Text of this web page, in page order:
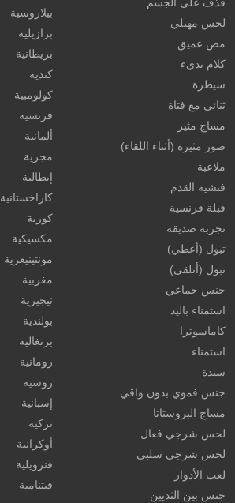
قذف على الجسم
لحس مهبلي
مص عميق
كلام بذيء
سيطرة
ثنائي مع فتاة
مساج مثير
صور مثيرة (أثناء اللقاء)
ملاعبة
فتشية القدم
قبلة فرنسية
تجربة صديقة
تبول (أعطي)
تبول (أتلقى)
جنس جماعي
استمناء باليد
كاماسوترا
استمناء
سيدة
جنس فموي بدون واقي
مساج البروستاتا
لحس شرجي فعال
لحس شرجي سلبي
لعب الأدوار
جنس بين الثديين
بيلاروسية
برازيلية
بريطانية
كندية
كولومبية
فرنسية
ألمانية
مجرية
إيطالية
كازاخستانية
كورية
مكسيكية
مونتينيغرية
مغربية
نيجيرية
بولندية
برتغالية
رومانية
روسية
إسبانية
تركية
أوكرانية
فنزويلية
فيتنامية